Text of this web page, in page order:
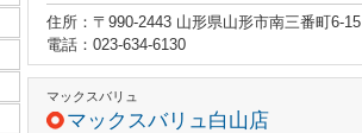
住所：〒990-2443 山形県山形市南三番町6-15
電話：023-634-6130
マックスバリュ
マックスバリュ白山店